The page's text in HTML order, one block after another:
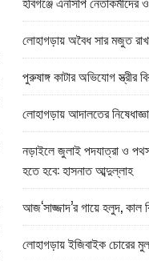
লোহাগড়ায় অবৈধ সার মজুত
পুরুষাঙ্গ কাটার অভিযোগ স্ত্রীর
লোহাগড়ায় আদালতের
নড়াইলে জুলাই পদযাত্রা ও
হতে হবে: হাসনাত আব্দুল্লাহ
আজ‘সাজ্জাদ’র গায়ে হলুদ, কাল
লোহাগড়ায় ইজিবাইক চোরের